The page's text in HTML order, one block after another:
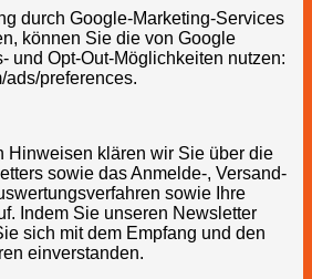
durch Google-Marketing-Services
können Sie die von Google
und Opt-Out-Möglichkeiten nutzen:
ads/preferences.
Hinweisen klären wir Sie über die
sowie das Anmelde-, Versand-
sowie Ihre
Indem Sie unseren Newsletter
sich mit dem Empfang und den
einverstanden.